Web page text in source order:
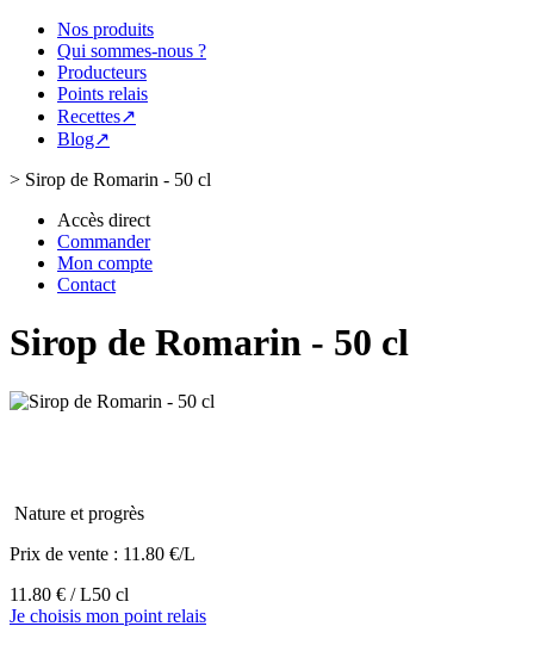
Nos produits
Qui sommes-nous ?
Producteurs
Points relais
Recettes↗
Blog↗
> Sirop de Romarin - 50 cl
Accès direct
Commander
Mon compte
Contact
Sirop de Romarin - 50 cl
Nature et progrès
Prix de vente : 11.80 €/L
11.80 € / L50 cl
Je choisis mon point relais